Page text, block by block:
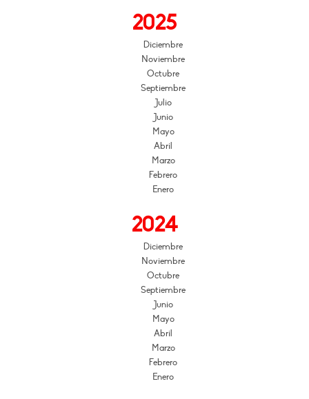
2025
Diciembre
Noviembre
Octubre
Septiembre
Julio
Junio
Mayo
Abril
Marzo
Febrero
Enero
2024
Diciembre
Noviembre
Octubre
Septiembre
Junio
Mayo
Abril
Marzo
Febrero
Enero